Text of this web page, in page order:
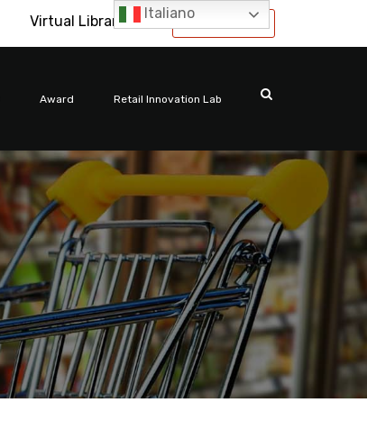
International
Virtual Library
Award Retail Innovation Lab
Italiano